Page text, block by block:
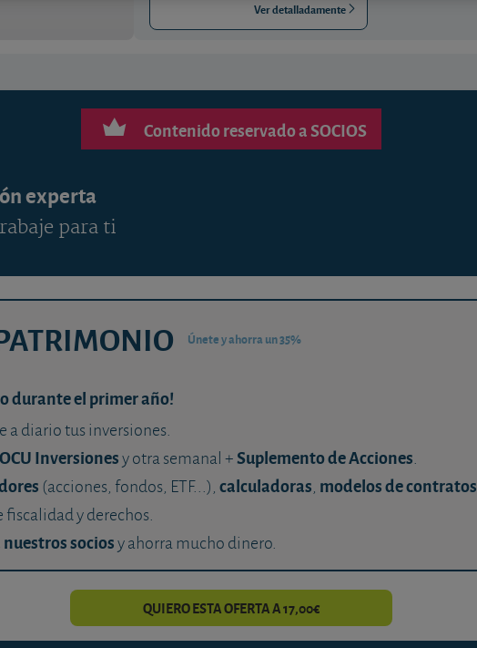
Ver detalladamente
Contenido reservado a SOCIOS
experta
para ti
Únete y ahorra un 35%
durante el primer año!
a diario tus inversiones.
Inversionesy otra semanal +Suplemento de Acciones.
(acciones, fondos, ETF...), calculadoras, modelos de contratos
fiscalidad y derechos.
sociosy ahorra mucho dinero.
QUIERO ESTA OFERTA A 17,00€